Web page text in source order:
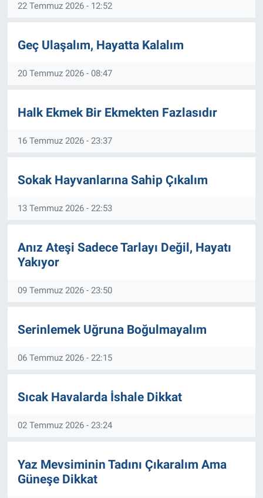
22 Temmuz 2026 - 12:52
Geç Ulaşalım, Hayatta Kalalım
20 Temmuz 2026 - 08:47
Halk Ekmek Bir Ekmekten Fazlasıdır
16 Temmuz 2026 - 23:37
Sokak Hayvanlarına Sahip Çıkalım
13 Temmuz 2026 - 22:53
Anız Ateşi Sadece Tarlayı Değil, Hayatı
Yakıyor
09 Temmuz 2026 - 23:50
Serinlemek Uğruna Boğulmayalım
06 Temmuz 2026 - 22:15
Sıcak Havalarda İshale Dikkat
02 Temmuz 2026 - 23:24
Yaz Mevsiminin Tadını Çıkaralım Ama
Güneşe Dikkat